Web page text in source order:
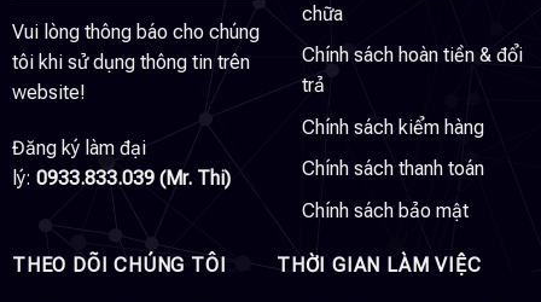
Vui lòng thông báo cho chúng
tôi khi sử dụng thông tin trên
website!
Đăng ký làm đại
lý: 0933.833.039 (Mr. Thi)
chữa
Chính sách hoàn tiền & đổi
trả
Chính sách kiểm hàng
Chính sách thanh toán
Chính sách bảo mật
THEO DÕI CHÚNG TÔI THỜI GIAN LÀM VIỆC